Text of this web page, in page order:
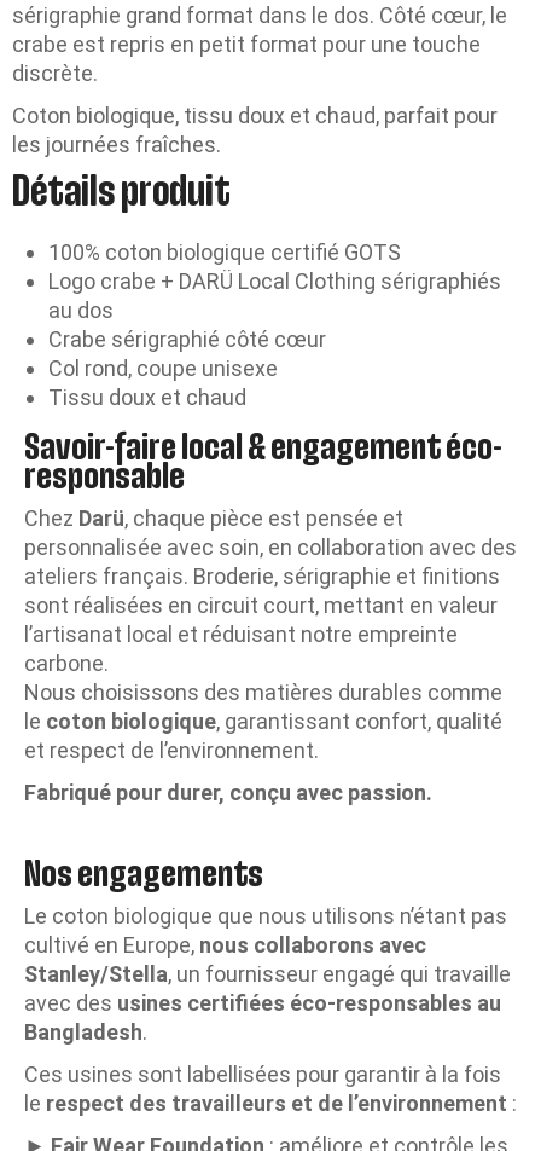
sérigraphie grand format dans le dos. Côté cœur, le
crabe est repris en petit format pour une touche
discrète.
Coton biologique, tissu doux et chaud, parfait pour
les journées fraîches.
Détails produit
100% coton biologique certifié GOTS
Logo crabe + DARÜ Local Clothing sérigraphiés
au dos
Crabe sérigraphié côté cœur
Col rond, coupe unisexe
Tissu doux et chaud
Savoir-faire local & engagement éco-
responsable
Chez Darü, chaque pièce est pensée et
personnalisée avec soin, en collaboration avec des
ateliers français. Broderie, sérigraphie et finitions
sont réalisées en circuit court, mettant en valeur
l’artisanat local et réduisant notre empreinte
carbone.
Nous choisissons des matières durables comme
le coton biologique, garantissant confort, qualité
et respect de l’environnement.
Fabriqué pour durer, conçu avec passion.
Nos engagements
Le coton biologique que nous utilisons n’étant pas
cultivé en Europe, nous collaborons avec
Stanley/Stella, un fournisseur engagé qui travaille
avec des usines certifiées éco-responsables au
Bangladesh.
Ces usines sont labellisées pour garantir à la fois
le respect des travailleurs et de l’environnement :
► Fair Wear Foundation : améliore et contrôle les